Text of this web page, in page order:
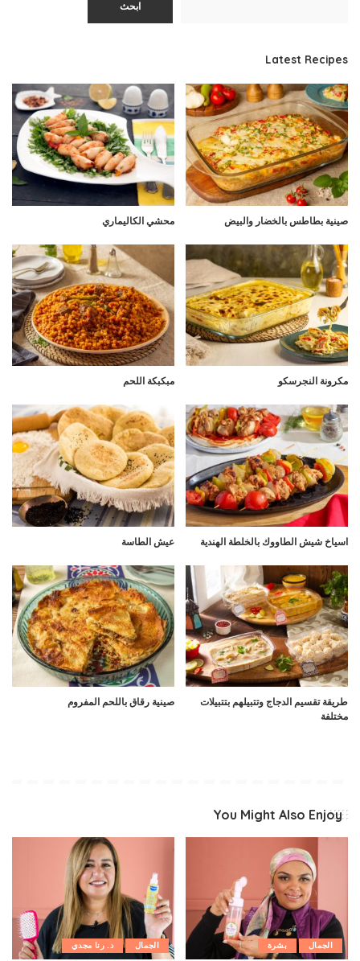
ابحث
Latest Recipes
صينية بطاطس بالخضار والبيض محشي الكاليماري
مكرونة النجرسكو مبكبكة اللحم
اسياخ شيش الطاووك بالخلطة الهندية عيش الطاسة
طريقة تقسيم الدجاج وتتبيلهم بتتبيلات
مختلفة
صينية رقاق باللحم المفروم
You Might Also Enjoy
الجمال بشرة الجمال د. رنا مجدي